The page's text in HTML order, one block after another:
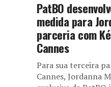
PatBO
medida para
parceria com
Cannes
Para sua terceira
Cannes, Jordanna